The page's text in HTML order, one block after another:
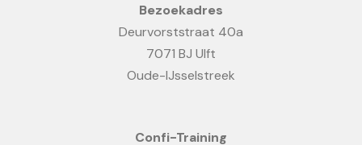
Bezoekadres
Deurvorststraat 40a
7071 BJ Ulft
Oude-IJsselstreek
Confi-Training